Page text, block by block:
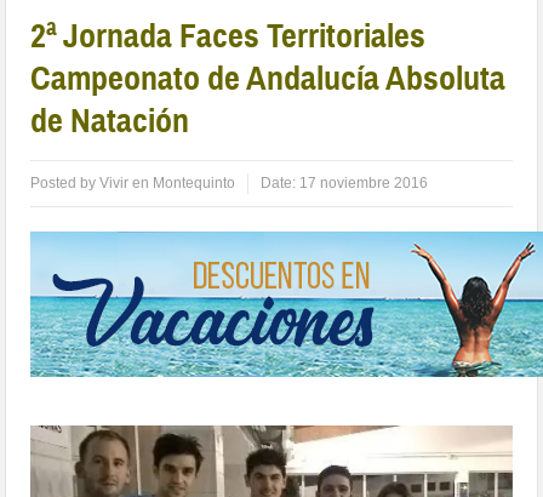
2ª Jornada Faces Territoriales
Campeonato de Andalucía Absoluta
de Natación
Posted byVivir en Montequinto Date: 17 noviembre 2016